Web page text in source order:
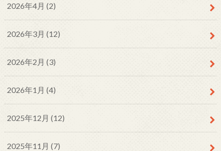
2026年4月 (2)
2026年3月 (12)
2026年2月 (3)
2026年1月 (4)
2025年12月 (12)
2025年11月 (7)